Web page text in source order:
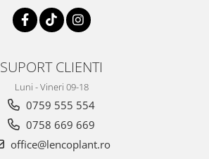
SUPORT CLIENTI
Luni - Vineri 09-18
0759 555 554
0758 669 669
office@lencoplant.ro